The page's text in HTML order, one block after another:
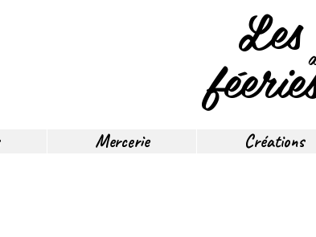
Les
Mercerie Créations